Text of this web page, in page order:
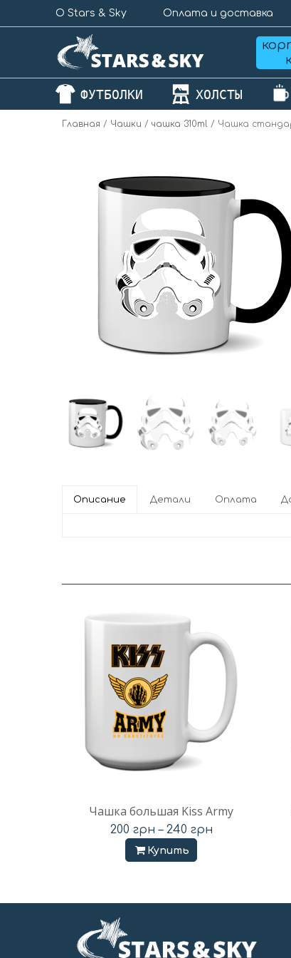
О Stars & Sky Оплата и доставка
ФУТБОЛКИ ХОЛСТЫ
Главная / Чашки / чашка 310ml / Чашка
Описание Детали Оплата
Чашка большая Kiss Army
200 грн – 240 грн
Купить